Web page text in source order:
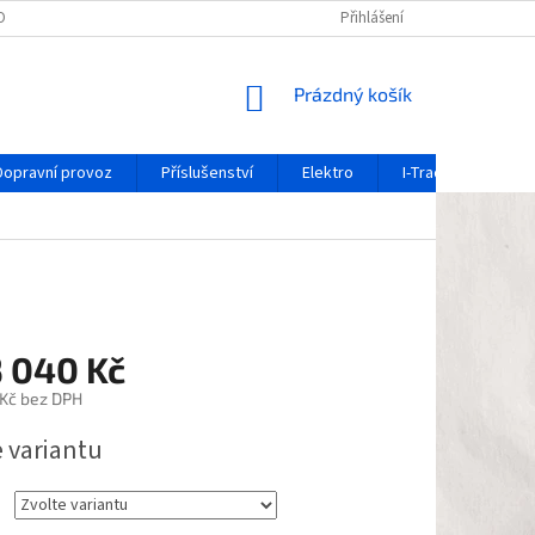
OSOBNÍCH ÚDAJŮ REKLAMAČNÍ FORMULÁŘ
Přihlášení
NÁKUPNÍ
Prázdný košík
provoz Příslušenství Elektro
I-Track / systém
040 Kč
bez DPH
variantu